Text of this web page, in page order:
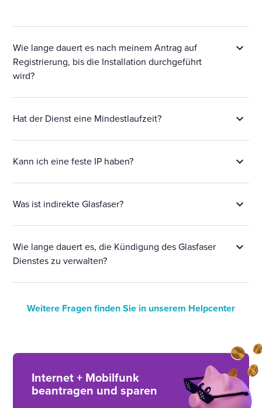
Wie lange dauert es nach meinem Antrag auf
Registrierung, bis die Installation durchgeführt
wird?
Hat der Dienst eine Mindestlaufzeit?
Kann ich eine feste IP haben?
Was ist indirekte Glasfaser?
Wie lange dauert es, die Kündigung des Glasfaser
Dienstes zu verwalten?
Weitere Fragen finden Sie in unserem Helpcenter
Internet + Mobilfunk
beantragen und sparen